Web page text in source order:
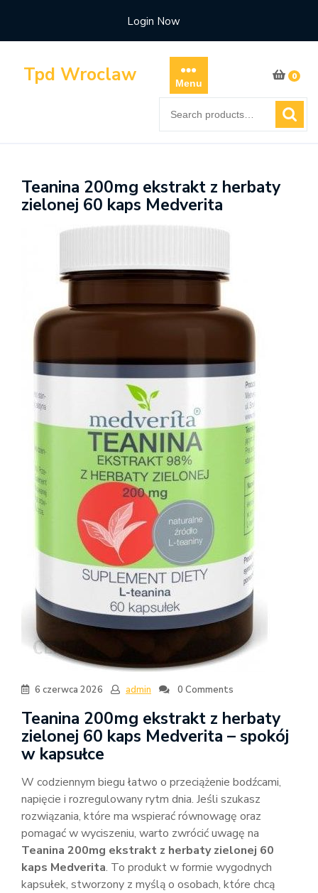
content
Login Now
Tpd Wroclaw Menu
0
for:
Teanina 200mg ekstrakt z herbaty
zielonej 60 kaps Medverita
6 czerwca 2026 admin 0 Comments
Teanina 200mg ekstrakt z herbaty
zielonej 60 kaps Medverita – spokój
w kapsułce
W codziennym biegu łatwo o przeciążenie bodźcami,
napięcie i rozregulowany rytm dnia. Jeśli szukasz
rozwiązania, które ma wspierać równowagę oraz
pomagać w wyciszeniu, warto zwrócić uwagę na
Teanina 200mg ekstrakt z herbaty zielonej 60
kaps Medverita. To produkt w formie wygodnych
kapsułek, stworzony z myślą o osobach, które chcą